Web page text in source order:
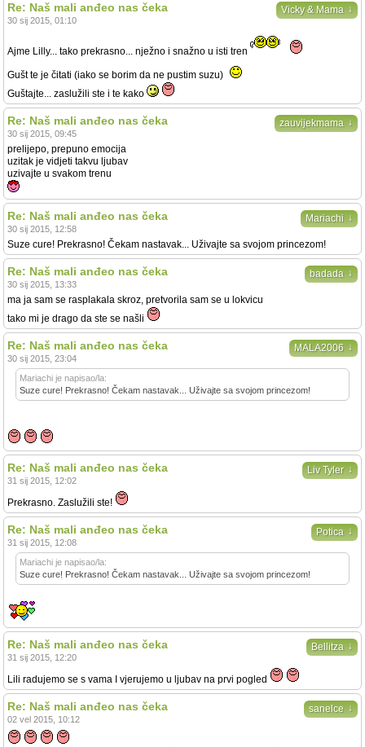
Vicky & Mama ↓
Re: Naš mali anđeo nas čeka
30 sij 2015, 01:10
Ajme Lilly... tako prekrasno... nježno i snažno u isti tren
Gušt te je čitati (iako se borim da ne pustim suzu)
Guštajte... zaslužili ste i te kako
zauvijekmama ↓
Re: Naš mali anđeo nas čeka
30 sij 2015, 09:45
prelijepo, prepuno emocija
uzitak je vidjeti takvu ljubav
uzivajte u svakom trenu
Mariachi ↓
Re: Naš mali anđeo nas čeka
30 sij 2015, 12:58
Suze cure! Prekrasno! Čekam nastavak... Uživajte sa svojom princezom!
badada ↓
Re: Naš mali anđeo nas čeka
30 sij 2015, 13:33
ma ja sam se rasplakala skroz, pretvorila sam se u lokvicu
tako mi je drago da ste se našli
MALA2006 ↓
Re: Naš mali anđeo nas čeka
30 sij 2015, 23:04
Mariachi je napisao/la:
Suze cure! Prekrasno! Čekam nastavak... Uživajte sa svojom princezom!
Liv Tyler ↓
Re: Naš mali anđeo nas čeka
31 sij 2015, 12:02
Prekrasno. Zaslužili ste!
Potica ↓
Re: Naš mali anđeo nas čeka
31 sij 2015, 12:08
Mariachi je napisao/la:
Suze cure! Prekrasno! Čekam nastavak... Uživajte sa svojom princezom!
Bellitza ↓
Re: Naš mali anđeo nas čeka
31 sij 2015, 12:20
Lili radujemo se s vama I vjerujemo u ljubav na prvi pogled
sanelce ↓
Re: Naš mali anđeo nas čeka
02 vel 2015, 10:12